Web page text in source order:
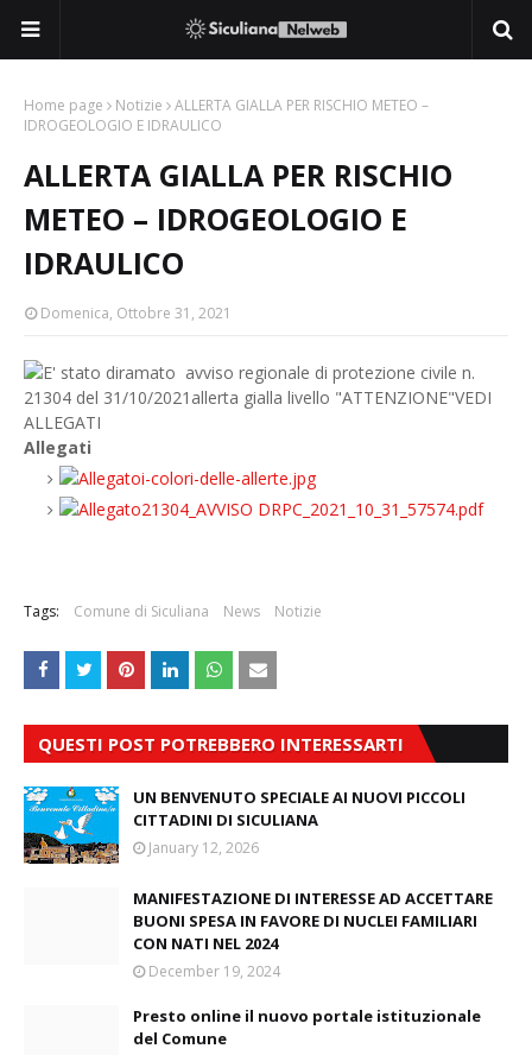
Home page Notizie
ALLERTA GIALLA PER RISCHIO METEO –
IDROGEOLOGIO E IDRAULICO
ALLERTA GIALLA PER RISCHIO
METEO – IDROGEOLOGIO E
IDRAULICO
Domenica, Ottobre 31, 2021
E' stato diramato avviso regionale di protezione civile n.
21304 del 31/10/2021allerta gialla livello "ATTENZIONE"VEDI
ALLEGATI
Allegati
i-colori-delle-allerte.jpg
21304_AVVISO DRPC_2021_10_31_57574.pdf
Tags: Comune di Siculiana News Notizie
QUESTI POST POTREBBERO INTERESSARTI
UN BENVENUTO SPECIALE AI NUOVI PICCOLI
CITTADINI DI SICULIANA
January 12, 2026
MANIFESTAZIONE DI INTERESSE AD ACCETTARE
BUONI SPESA IN FAVORE DI NUCLEI FAMILIARI
CON NATI NEL 2024
December 19, 2024
Presto online il nuovo portale istituzionale
del Comune